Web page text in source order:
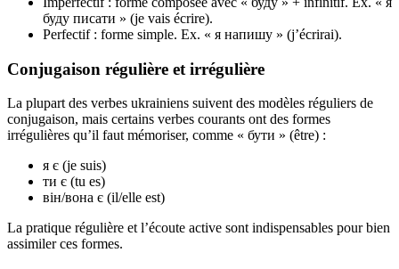
буду писати » (je vais écrire).
Perfectif : forme simple. Ex. « я напишу » (j’écrirai).
Conjugaison régulière et irrégulière
La plupart des verbes ukrainiens suivent des modèles réguliers de
conjugaison, mais certains verbes courants ont des formes
irrégulières qu’il faut mémoriser, comme « бути » (être) :
я є (je suis)
ти є (tu es)
він/вона є (il/elle est)
La pratique régulière et l’écoute active sont indispensables pour bien
assimiler ces formes.